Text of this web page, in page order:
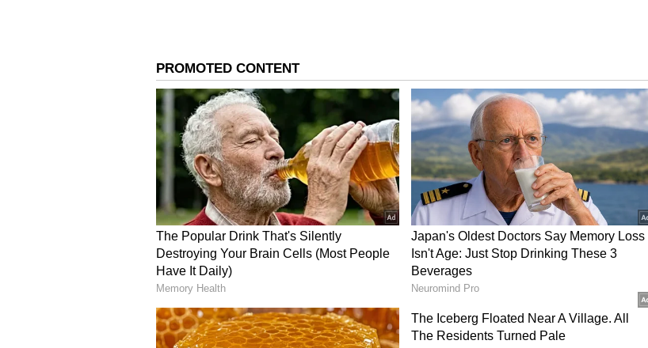
ఉన్నారు. 10 ఫ్రాంచైజీల వద్ద మొత్తం 77 ఖాళీలు మాత్రమే ఉన్నాయి. వీటిలో గరిష్ఠంగా 31 మంది విదేశీ
ఆటగాళ్లను కొనుగోలు చేయడానికి అవకాశం ఉంది.
4